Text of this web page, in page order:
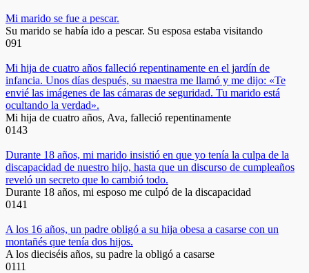
Mi marido se fue a pescar.
Su marido se había ido a pescar. Su esposa estaba visitando
091
Mi hija de cuatro años falleció repentinamente en el jardín de
infancia. Unos días después, su maestra me llamó y me dijo: «Te
envié las imágenes de las cámaras de seguridad. Tu marido está
ocultando la verdad».
Mi hija de cuatro años, Ava, falleció repentinamente
0143
Durante 18 años, mi marido insistió en que yo tenía la culpa de la
discapacidad de nuestro hijo, hasta que un discurso de cumpleaños
reveló un secreto que lo cambió todo.
Durante 18 años, mi esposo me culpó de la discapacidad
0141
A los 16 años, un padre obligó a su hija obesa a casarse con un
montañés que tenía dos hijos.
A los dieciséis años, su padre la obligó a casarse
0111